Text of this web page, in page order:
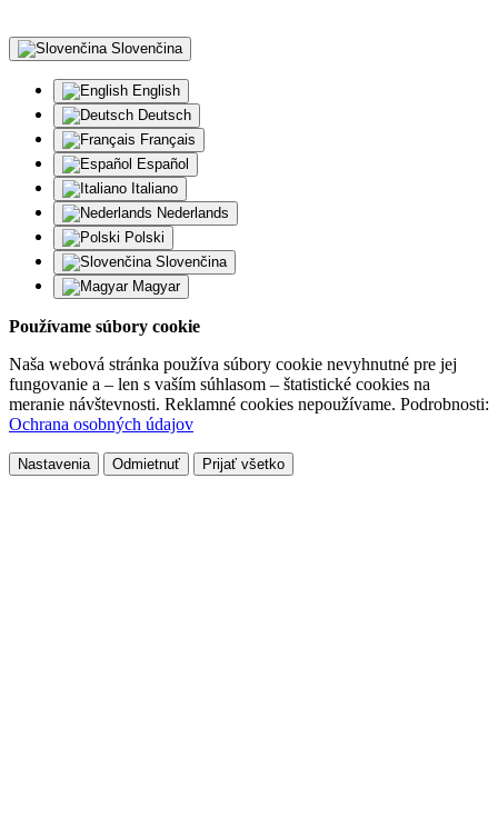
Slovenčina
English
Deutsch
Français
Español
Italiano
Nederlands
Polski
Slovenčina
Magyar
Používame súbory cookie
Naša webová stránka používa súbory cookie nevyhnutné pre jej
fungovanie a – len s vaším súhlasom – štatistické cookies na
meranie návštevnosti. Reklamné cookies nepoužívame. Podrobnosti:
Ochrana osobných údajov
Nastavenia Odmietnuť Prijať všetko